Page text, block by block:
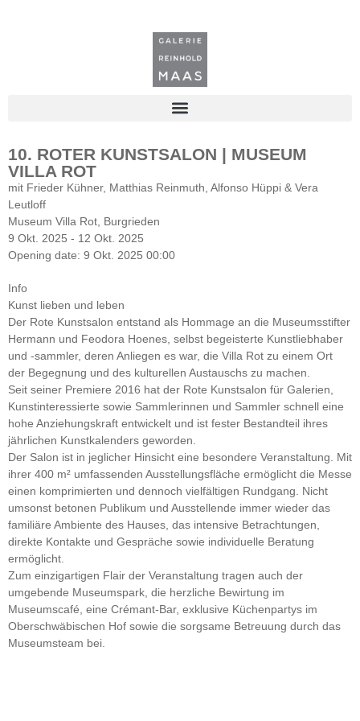
10. ROTER KUNSTSALON | MUSEUM
VILLA ROT
mit Frieder Kühner, Matthias Reinmuth, Alfonso Hüppi & Vera
Leutloff
Museum Villa Rot, Burgrieden
9 Okt. 2025 - 12 Okt. 2025
Opening date: 9 Okt. 2025 00:00
Info
Kunst lieben und leben
Der Rote Kunstsalon entstand als Hommage an die Museumsstifter
Hermann und Feodora Hoenes, selbst begeisterte Kunstliebhaber
und -sammler, deren Anliegen es war, die Villa Rot zu einem Ort
der Begegnung und des kulturellen Austauschs zu machen.
Seit seiner Premiere 2016 hat der Rote Kunstsalon für Galerien,
Kunstinteressierte sowie Sammlerinnen und Sammler schnell eine
hohe Anziehungskraft entwickelt und ist fester Bestandteil ihres
jährlichen Kunstkalenders geworden.
Der Salon ist in jeglicher Hinsicht eine besondere Veranstaltung. Mit
ihrer 400 m² umfassenden Ausstellungsfläche ermöglicht die Messe
einen komprimierten und dennoch vielfältigen Rundgang. Nicht
umsonst betonen Publikum und Ausstellende immer wieder das
familiäre Ambiente des Hauses, das intensive Betrachtungen,
direkte Kontakte und Gespräche sowie individuelle Beratung
ermöglicht.
Zum einzigartigen Flair der Veranstaltung tragen auch der
umgebende Museumspark, die herzliche Bewirtung im
Museumscafé, eine Crémant-Bar, exklusive Küchenpartys im
Oberschwäbischen Hof sowie die sorgsame Betreuung durch das
Museumsteam bei.